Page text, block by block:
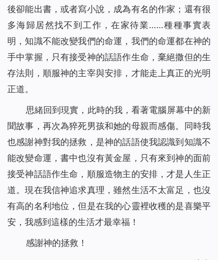
後卻能出書，或者寫小說，成為有名的作家；還有很
多海歸居然找不到工作，在家待業……種種事實表
明，知識不能改變我們的命運，我們的命運都在神的
手中掌握，只有接受神的話語作生命，棄絕撒但的生
存法則，順服神的主宰與安排，才能走上真正的光明
正道。
思緒回到現實，此時的我，看著電腦屏幕中的新
聞故事，再次為猝死男孩和她的母親而感傷。同時我
也感謝神對我的拯救，是神的話語使我認識到知識不
能改變命運，書中也沒有黃金屋，只有來到神的面前
接受神話語作生命，順服造物主的安排，才是人生正
道。現在我信神追求真理，雖然生活不太富足，也沒
有高的名利地位，但是在我的心靈裡收穫的是喜樂平
安，我感到這樣的生活才最幸福！
感謝神的拯救！